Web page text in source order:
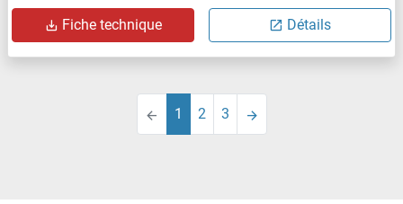
Fiche technique Détails
1 2 3